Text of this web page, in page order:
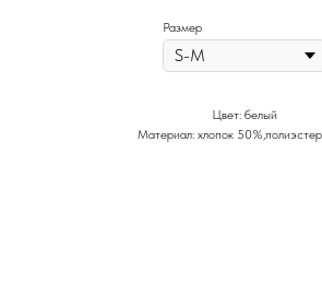
Размер
Цвет: белый
Материал: хлопок